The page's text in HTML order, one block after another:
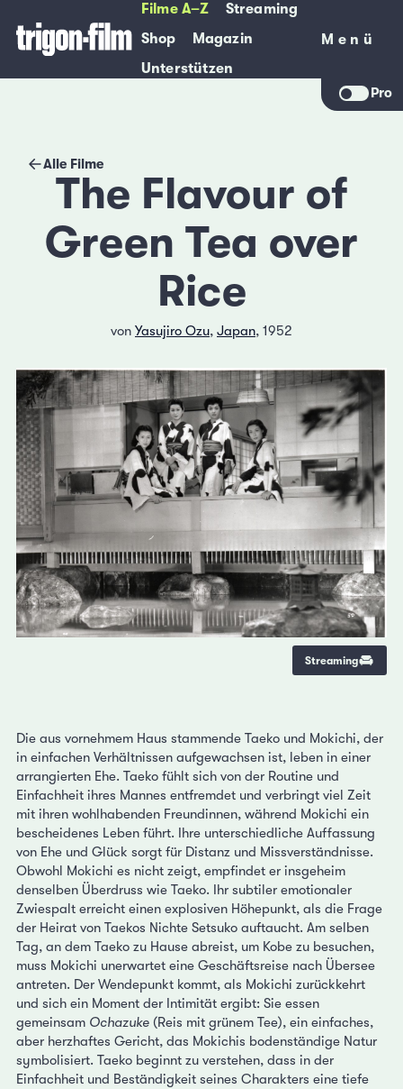
Filme A–Z
Streaming
Shop
Magazin
Unterstützen
Menü
Menü
Pro
Alle Filme
The Flavour of
Green Tea over
Rice
von Yasujiro Ozu, Japan, 1952
Streaming
Die aus vornehmem Haus stammende Taeko und Mokichi, der
in einfachen Verhältnissen aufgewachsen ist, leben in einer
arrangierten Ehe. Taeko fühlt sich von der Routine und
Einfachheit ihres Mannes entfremdet und verbringt viel Zeit
mit ihren wohlhabenden Freundinnen, während Mokichi ein
bescheidenes Leben führt. Ihre unterschiedliche Auffassung
von Ehe und Glück sorgt für Distanz und Missverständnisse.
Obwohl Mokichi es nicht zeigt, empfindet er insgeheim
denselben Überdruss wie Taeko. Ihr subtiler emotionaler
Zwiespalt erreicht einen explosiven Höhepunkt, als die Frage
der Heirat von Taekos Nichte Setsuko auftaucht. Am selben
Tag, an dem Taeko zu Hause abreist, um Kobe zu besuchen,
muss Mokichi unerwartet eine Geschäftsreise nach Übersee
antreten. Der Wendepunkt kommt, als Mokichi zurückkehrt
und sich ein Moment der Intimität ergibt: Sie essen
gemeinsam Ochazuke (Reis mit grünem Tee), ein einfaches,
aber herzhaftes Gericht, das Mokichis bodenständige Natur
symbolisiert. Taeko beginnt zu verstehen, dass in der
Einfachheit und Beständigkeit seines Charakters eine tiefe